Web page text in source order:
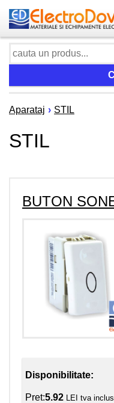
Aparataj › STIL
STIL
BUTON
Disponibilitate:
Pret:5.92 LEI tva